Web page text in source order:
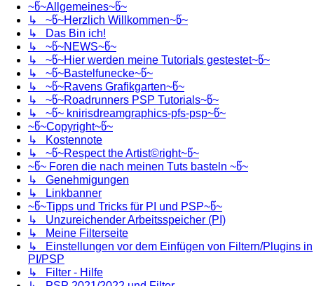
~წ~Allgemeines~წ~
↳ ~წ~Herzlich Willkommen~წ~
↳ Das Bin ich!
↳ ~წ~NEWS~წ~
↳ ~წ~Hier werden meine Tutorials gestestet~წ~
↳ ~წ~Bastelfunecke~წ~
↳ ~წ~Ravens Grafikgarten~წ~
↳ ~წ~Roadrunners PSP Tutorials~წ~
↳ ~წ~ knirisdreamgraphics-pfs-psp~წ~
~წ~Copyright~წ~
↳ Kostennote
↳ ~წ~Respect the Artist©right~წ~
~წ~ Foren die nach meinen Tuts basteln ~წ~
↳ Genehmigungen
↳ Linkbanner
~წ~Tipps und Tricks für PI und PSP~წ~
↳ Unzureichender Arbeitsspeicher (PI)
↳ Meine Filterseite
↳ Einstellungen vor dem Einfügen von Filtern/Plugins in
PI/PSP
↳ Filter - Hilfe